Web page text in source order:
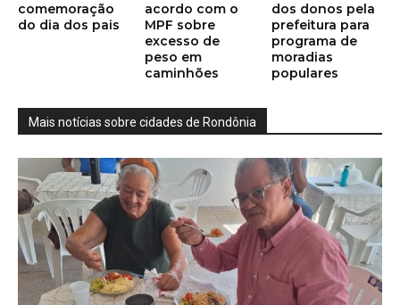
comemoração
do dia dos pais
acordo com o
MPF sobre
excesso de
peso em
caminhões
dos donos pela
prefeitura para
programa de
moradias
populares
Mais notícias sobre cidades de Rondônia